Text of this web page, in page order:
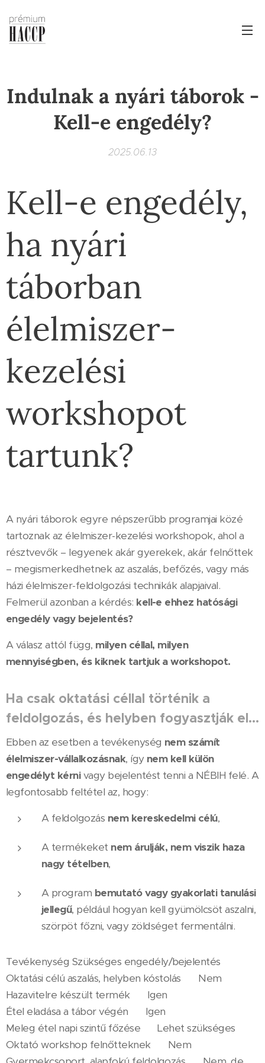
Indulnak a nyári táborok -
Kell-e engedély?
2025.06.13
Kell-e engedély,
ha nyári
táborban
élelmiszer-
kezelési
workshopot
tartunk?
A nyári táborok egyre népszerűbb programjai közé
tartoznak az élelmiszer-kezelési workshopok, ahol a
résztvevők – legyenek akár gyerekek, akár felnőttek
– megismerkedhetnek az aszalás, befőzés, vagy más
házi élelmiszer-feldolgozási technikák alapjaival.
Felmerül azonban a kérdés: kell-e ehhez hatósági
engedély vagy bejelentés?
A válasz attól függ, milyen céllal, milyen
mennyiségben, és kiknek tartjuk a workshopot.
Ha csak oktatási céllal történik a
feldolgozás, és helyben fogyasztják el…
Ebben az esetben a tevékenység nem számít
élelmiszer-vállalkozásnak, így nem kell külön
engedélyt kérnivagy bejelentést tenni a NÉBIH felé. A
legfontosabb feltétel az, hogy:
A feldolgozás nem kereskedelmi célú,
A termékeket nem árulják, nem viszik haza
nagy tételben,
A program bemutató vagy gyakorlati tanulási
jellegű, például hogyan kell gyümölcsöt aszalni,
szörpöt főzni, vagy zöldséget fermentálni.
Tevékenység Szükséges engedély/bejelentés
Oktatási célú aszalás, helyben kóstolás ❌ Nem
Hazavitelre készült termék ✅ Igen
Étel eladása a tábor végén ✅ Igen
Meleg étel napi szintű főzése ✅ Lehet szükséges
Oktató workshop felnőtteknek ❌ Nem